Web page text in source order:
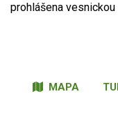
prohlášena
MAPA